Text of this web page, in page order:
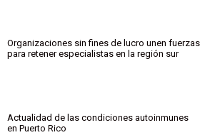
Organizaciones sin fines de lucro unen fuerzas
para retener especialistas en la región sur
Actualidad de las condiciones autoinmunes
en Puerto Rico